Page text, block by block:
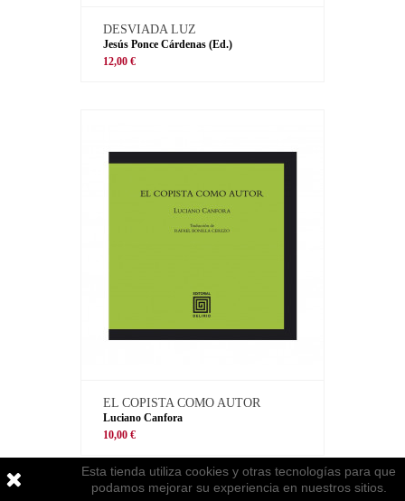
DESVIADA LUZ
Jesús Ponce Cárdenas (Ed.)
12,00 €
EL COPISTA COMO AUTOR
Luciano Canfora
10,00 €
Esta tienda utiliza cookies y otras tecnologías para que
podamos mejorar su experiencia en nuestros sitios.